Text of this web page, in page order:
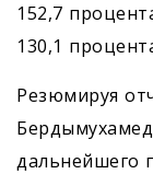
152,7
130,1
Резюмируя
дальнейшего